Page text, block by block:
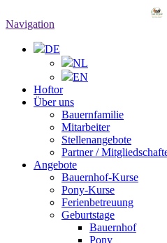
Navigation
DE
NL
EN
Hoftor
Über uns
Bauernfamilie
Mitarbeiter
Stellenangebote
Partner /
Angebote
Bauernhof-Kurse
Pony-Kurse
Ferienbetreuung
Geburtstage
Bauernhof
Pony